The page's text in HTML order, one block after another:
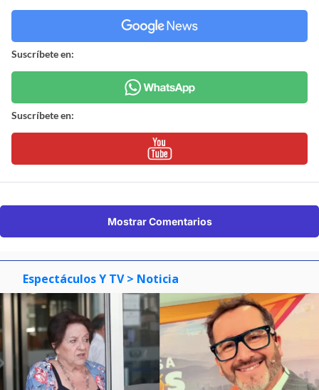
Suscríbete en:
Suscríbete en:
Mostrar Comentarios
Espectáculos Y TV > Noticia